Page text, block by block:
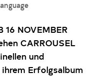
16 NOVEMBER
CARROUSEL
und
Erfolgsalbum